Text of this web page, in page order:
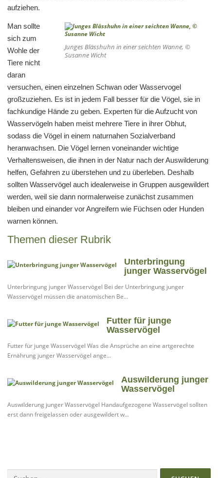
aufziehen.
Junges Blässhuhn in einer seichten Wanne, ©
Susanne Wicht
Man sollte
sich zum
Wohle der
Tiere nicht
daran
versuchen, einen einzelnen Schwan oder Wasservogel
großzuziehen. Es ist in jedem Fall besser für die Vögel, sie in
fachkundige Hände zu geben. Experten für die Aufzucht von
Wasservögeln haben meist mehrere Tiere in ihrer Obhut,
sodass die Vögel in einem naturnahen Sozialverband
heranwachsen. Die Vögel lernen voneinander wichtige
Verhaltensweisen, die ihnen in der Natur nach der Auswilderung
helfen, Gefahren zu überstehen und zu überleben. Deshalb
sollten Wasservögel auch idealerweise in Gruppen ausgewildert
werden, weil sie dann normalerweise zunächst zusammen
bleiben und einander vor Angreifern wie Füchsen oder Hunden
warnen können.
Themen dieser Rubrik
Unterbringung
junger Wasservögel
Unterbringung junger Wasservögel Bei der Unterbringung junger
Wasservögel müssen die anatomischen Be...
Futter für junge
Wasservögel
Futter für junge Wasservögel Was die Ansprüche an eine artgerechte
Ernährung junger Wasservögel ange...
Auswilderung junger
Wasservögel
Auswilderung junger Wasservögel Handaufgezogene Wasservögel sollten
erst dann freigelassen oder ausgewildert w...